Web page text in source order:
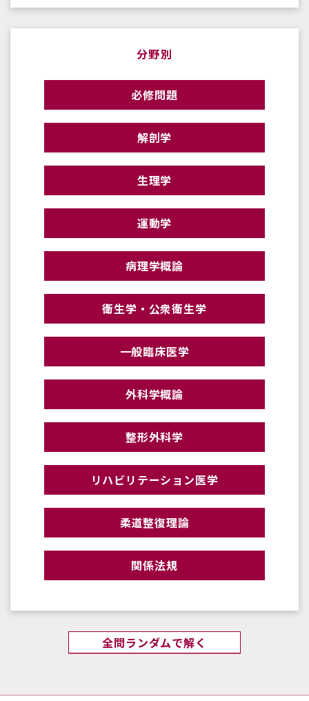
分野別
必修問題
解剖学
生理学
運動学
病理学概論
衛生学・公衆衛生学
一般臨床医学
外科学概論
整形外科学
リハビリテーション医学
柔道整復理論
関係法規
全問ランダムで解く